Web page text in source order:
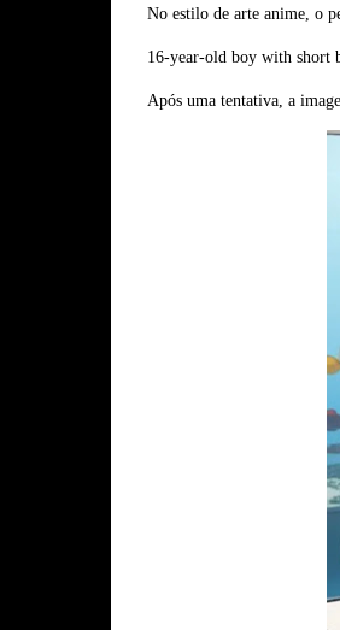
No estilo de arte anime, o
16-year-old boy with short
Após uma tentativa, a